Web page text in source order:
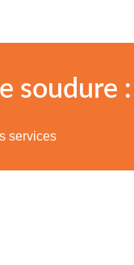
soudure
services